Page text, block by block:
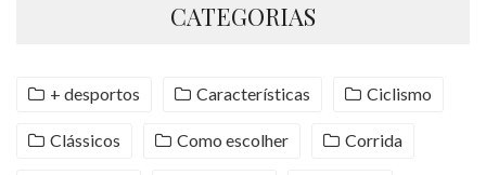
CATEGORIAS
+ desportos Características Ciclismo
Clássicos Como escolher Corrida